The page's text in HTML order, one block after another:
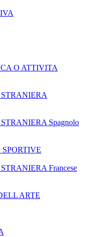
O ATTIVITA
Spagnolo
SPORTIVE
Francese
ARTE